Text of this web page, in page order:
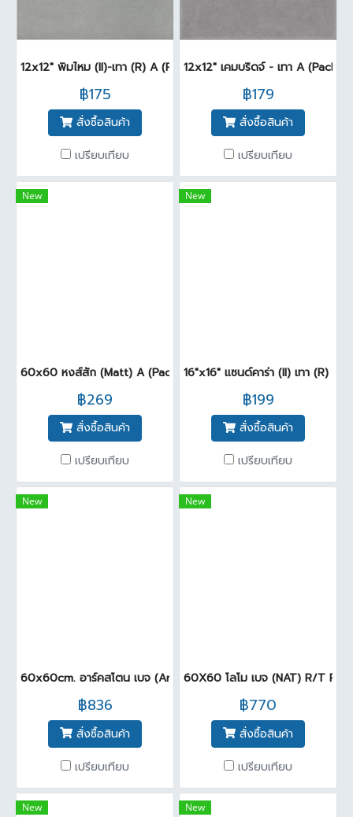
12x12" พิมไหม (II)-เทา (R) A (Pack 11)
฿175
สั่งซื้อสินค้า
เปรียบเทียบ
12x12" เคมบริดจ์ - เทา A (Pack11)
฿179
สั่งซื้อสินค้า
เปรียบเทียบ
New
60x60 หงส์สัก (Matt) A (Pack 3)
฿269
สั่งซื้อสินค้า
เปรียบเทียบ
New
16"x16" แซนด์คาร่า (II) เทา (R)
฿199
สั่งซื้อสินค้า
เปรียบเทียบ
New
60x60cm. อาร์คสโตน เบจ (Ant-SL) R/T PM (PK4)
฿836
สั่งซื้อสินค้า
เปรียบเทียบ
New
60X60 โลโม เบจ (NAT) R/T PM
฿770
สั่งซื้อสินค้า
เปรียบเทียบ
New New